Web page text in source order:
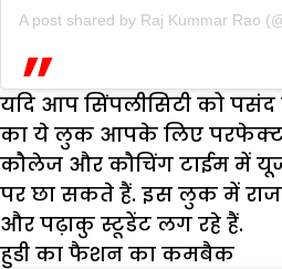
A post shared by Raj Kummar Rao
यदि आप सिंपलीसिटी को
का ये लुक आपके लिए
कौलेज और कौचिंग टाईम में
पर छा सकते हैं. इस लुक में
और पढ़ाकु स्टूडेंट लग रहे हैं.
हुडी का फैशन का कमबैक